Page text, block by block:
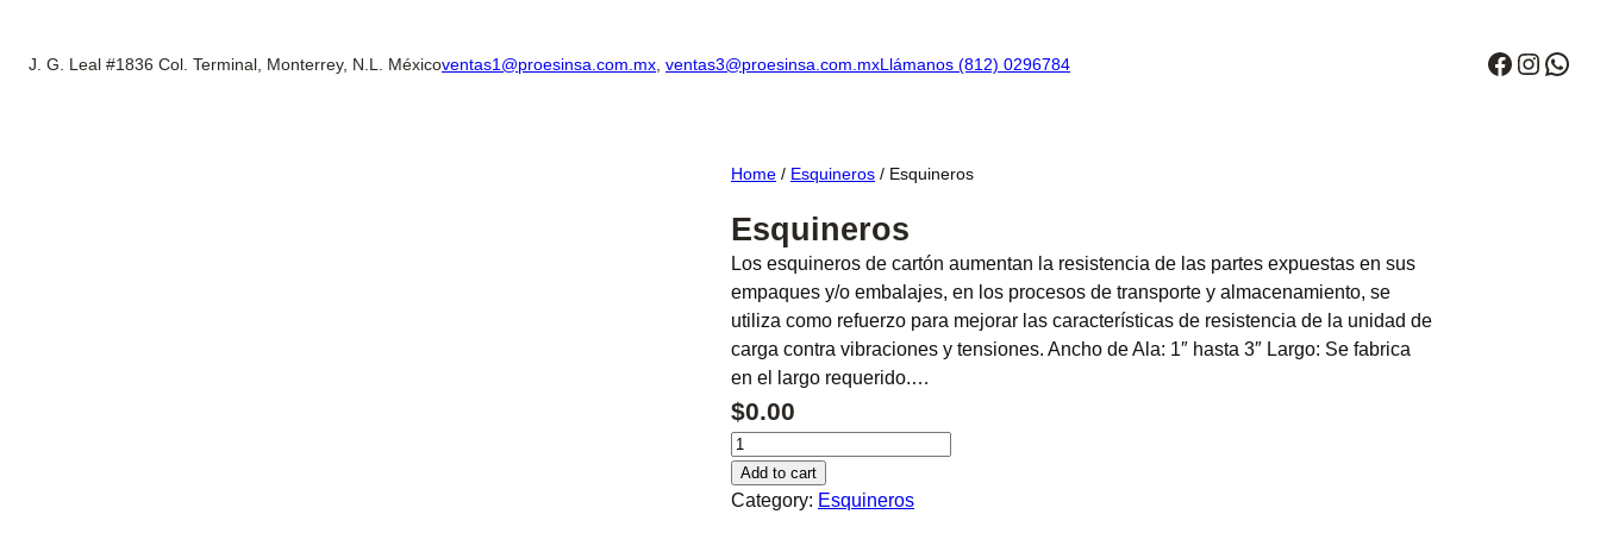
J. G. Leal #1836 Col. Terminal, Monterrey, N.L. Méxicoventas1@proesinsa.com.mx ventas3@proesinsa.com.mxLlámanos (812) 0296784
Home / Esquineros / Esquineros
Esquineros
Los esquineros de cartón aumentan la resistencia de las partes expuestas en sus
empaques y/o embalajes, en los procesos de transporte y almacenamiento, se
utiliza como refuerzo para mejorar las características de resistencia de la unidad de
carga contra vibraciones y tensiones. Ancho de Ala: 1″ hasta 3″ Largo: Se fabrica
en el largo requerido.…
$0.00
E
s
q
Add to cart
Category: Esquineros